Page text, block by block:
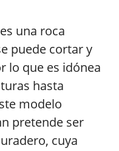
una roca
puede cortar y
lo que es idónea
hasta
modelo
pretende ser
cuya